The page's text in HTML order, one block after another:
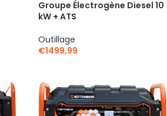
Groupe Électrogène Diesel 10
kW + ATS
Outillage
€1499,99